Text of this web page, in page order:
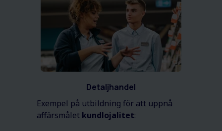
Detaljhandel
Exempel på utbildning för att uppnå
affärsmålet kundlojalitet: